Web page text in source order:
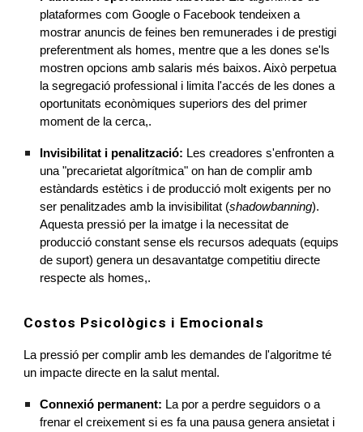
plataformes com Google o Facebook tendeixen a
mostrar anuncis de feines ben remunerades i de prestigi
preferentment als homes, mentre que a les dones se'ls
mostren opcions amb salaris més baixos. Això perpetua
la segregació professional i limita l'accés de les dones a
oportunitats econòmiques superiors des del primer
moment de la cerca,.
Invisibilitat i penalització: Les creadores s'enfronten a
una "precarietat algorítmica" on han de complir amb
estàndards estètics i de producció molt exigents per no
ser penalitzades amb la invisibilitat (shadowbanning).
Aquesta pressió per la imatge i la necessitat de
producció constant sense els recursos adequats (equips
de suport) genera un desavantatge competitiu directe
respecte als homes,.
Costos Psicològics i Emocionals
La pressió per complir amb les demandes de l'algoritme té
un impacte directe en la salut mental.
Connexió permanent: La por a perdre seguidors o a
frenar el creixement si es fa una pausa genera ansietat i